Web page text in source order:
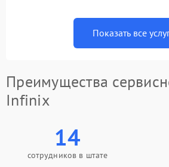
Показать все
Преимущества
Infinix
14
сотрудников в штате